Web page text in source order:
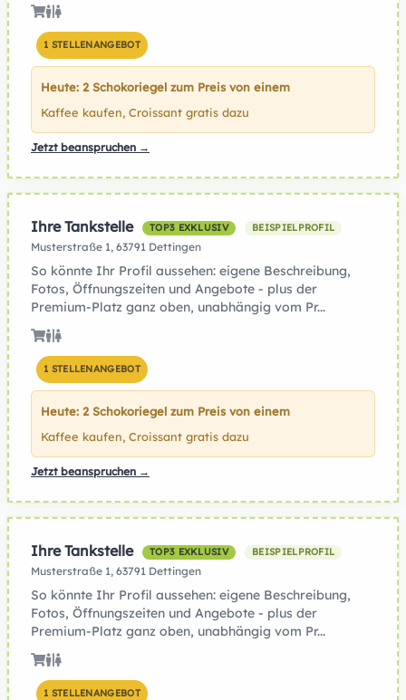
1 STELLENANGEBOT
Heute: 2 Schokoriegel zum Preis von einem
Kaffee kaufen, Croissant gratis dazu
Jetzt beanspruchen →
Ihre Tankstelle TOP3 EXKLUSIV BEISPIELPROFIL
Musterstraße 1, 63791 Dettingen
So könnte Ihr Profil aussehen: eigene Beschreibung,
Fotos, Öffnungszeiten und Angebote - plus der
Premium-Platz ganz oben, unabhängig vom Pr...
1 STELLENANGEBOT
Heute: 2 Schokoriegel zum Preis von einem
Kaffee kaufen, Croissant gratis dazu
Jetzt beanspruchen →
Ihre Tankstelle TOP3 EXKLUSIV BEISPIELPROFIL
Musterstraße 1, 63791 Dettingen
So könnte Ihr Profil aussehen: eigene Beschreibung,
Fotos, Öffnungszeiten und Angebote - plus der
Premium-Platz ganz oben, unabhängig vom Pr...
1 STELLENANGEBOT